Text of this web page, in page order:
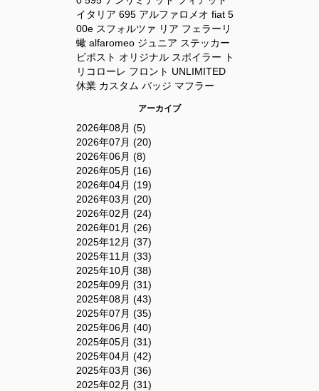
イタリア 695 アルファロメオ fiat 5
00e スフォルツァ リア フェラーリ
蠍 alfaromeo ジュニア ステッカー
ビポスト オリジナル スポイラー
ト
リコローレ フロント UNLIMITED
休業 カスタム バッジ マフラー
アーカイブ
2026年08月 (5)
2026年07月 (20)
2026年06月 (8)
2026年05月 (16)
2026年04月 (19)
2026年03月 (20)
2026年02月 (24)
2026年01月 (26)
2025年12月 (37)
2025年11月 (33)
2025年10月 (38)
2025年09月 (31)
2025年08月 (43)
2025年07月 (35)
2025年06月 (40)
2025年05月 (31)
2025年04月 (42)
2025年03月 (36)
2025年02月 (31)